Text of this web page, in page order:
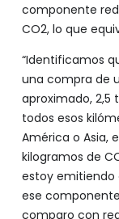
componente
CO2, lo que
“Identificamos
una compra de
aproximado, 2,5
todos esos
América o Asia,
kilogramos de
estoy
ese
comparo con